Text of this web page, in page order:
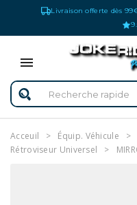
Livraison offerte dès
Acceuil Équip. Véhicule
Rétroviseur Universel